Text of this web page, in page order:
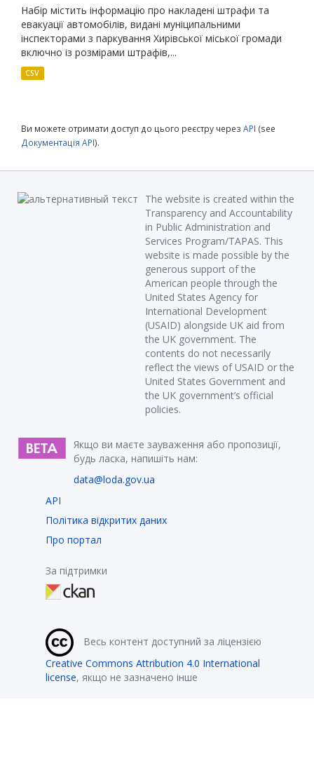
Набір містить інформацію про накладені штрафи та
евакуації автомобілів, видані муніципальними
інспекторами з паркування Хирівської міської громади
включно із розмірами штрафів,...
CSV
Ви можете отримати доступ до цього реєстру через API (see
Документація API).
The website is created within the
Transparency and Accountability
in Public Administration and
Services Program/TAPAS. This
website is made possible by the
generous support of the
American people through the
United States Agency for
International Development
(USAID) alongside UK aid from
the UK government. The
contents do not necessarily
reflect the views of USAID or the
United States Government and
the UK government’s official
policies.
Якщо ви маєте зауваження або пропозиції,
будь ласка, напишіть нам:
data@loda.gov.ua
API
Політика відкритих даних
Про портал
За підтримки
Весь контент доступний за ліцензією
Creative Commons Attribution 4.0 International
license, якщо не зазначено інше